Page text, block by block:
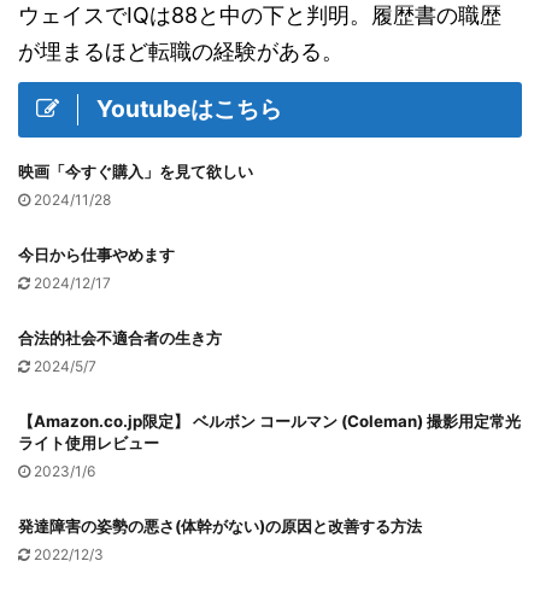
ウェイスでIQは88と中の下と判明。履歴書の職歴
が埋まるほど転職の経験がある。
Youtubeはこちら
映画「今すぐ購入」を見て欲しい
2024/11/28
今日から仕事やめます
2024/12/17
合法的社会不適合者の生き方
2024/5/7
【Amazon.co.jp限定】 ベルボン コールマン (Coleman) 撮影用定常光
ライト使用レビュー
2023/1/6
発達障害の姿勢の悪さ(体幹がない)の原因と改善する方法
2022/12/3